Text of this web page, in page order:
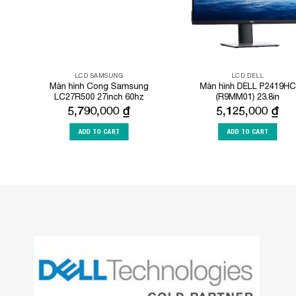
LCD SAMSUNG
Màn hình Cong Samsung
LC27R500 27inch 60hz
5,790,000 ₫
ADD TO CART
LCD DELL
Màn hình DELL P2419HC
(R9MM01) 23.8in
5,125,000 ₫
ADD TO CART